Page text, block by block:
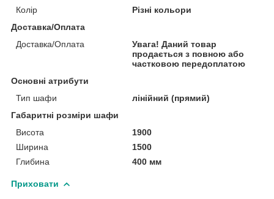
Колір
Різні кольори
Доставка/Оплата
Доставка/Оплата
Увага! Даний товар
продається з повною або
частковою передоплатою
Основні атрибути
Тип шафи
лінійний (прямий)
Габаритні розміри шафи
Висота
1900
Ширина
1500
Глибина
400 мм
Приховати